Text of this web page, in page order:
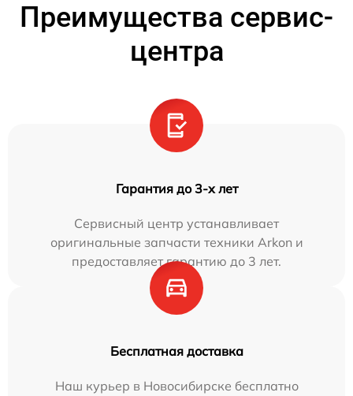
Преимущества сервис-
центра
Гарантия до 3-х лет
Сервисный центр устанавливает
оригинальные запчасти техники Arkon и
предоставляет гарантию до 3 лет.
Бесплатная доставка
Наш курьер в Новосибирске бесплатно